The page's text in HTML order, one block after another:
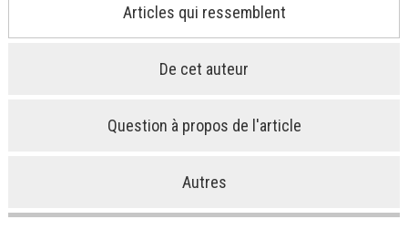
Articles qui ressemblent
De cet auteur
Question à propos de l'article
Autres